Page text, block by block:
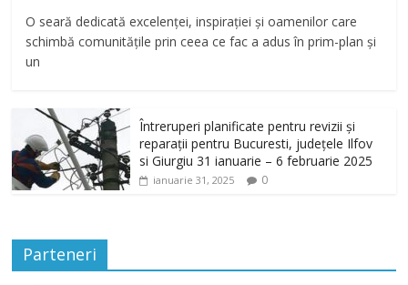
O seară dedicată excelenței, inspirației și oamenilor care
schimbă comunitățile prin ceea ce fac a adus în prim-plan și
un
Întreruperi planificate pentru revizii și
reparații pentru Bucuresti, județele Ilfov
si Giurgiu 31 ianuarie – 6 februarie 2025
ianuarie 31, 2025 0
Parteneri